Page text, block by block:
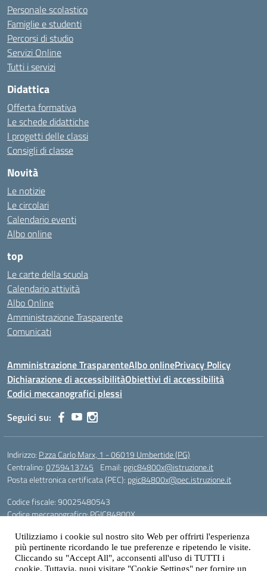
Personale scolastico
Famiglie e studenti
Percorsi di studio
Servizi Online
Tutti i servizi
Didattica
Offerta formativa
Le schede didattiche
I progetti delle classi
Consigli di classe
Novità
Le notizie
Le circolari
Calendario eventi
Albo online
top
Le carte della scuola
Calendario attività
Albo Online
Amministrazione Trasparente
Comunicati
Amministrazione TrasparenteAlbo onlinePrivacy Policy
Dichiarazione di accessibilitàObiettivi di accessibilità
Codici meccanografici plessi
Seguici su:
Indirizzo: P.zza Carlo Marx, 1 - 06019 Umbertide (PG)
Centralino:0759413745 Email: pgic84800x@istruzione.it
Posta elettronica certificata (PEC): pgic84800x@pec.istruzione.it
Codice fiscale: 90025480543
Codice meccanografico:PGIC84800X
Gestione sito web: prof. Paolo Chitarrai
Utilizziamo i cookie sul nostro sito Web per offrirti l'esperienza
più pertinente ricordando le tue preferenze e ripetendo le visite.
Cliccando su "Accept All", acconsenti all'uso di TUTTI i
cookie. Tuttavia, puoi visitare "Cookie Settings" per fornire un